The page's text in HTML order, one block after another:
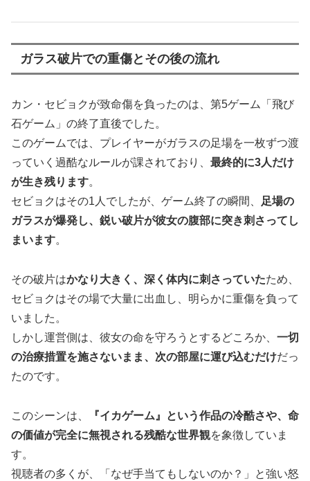
ガラス破片での重傷とその後の流れ
カン・セビョクが致命傷を負ったのは、第5ゲーム「飛び
石ゲーム」の終了直後でした。
このゲームでは、プレイヤーがガラスの足場を一枚ずつ渡
っていく過酷なルールが課されており、 最終的に3人だけ
が生き残ります。
セビョクはその1人でしたが、ゲーム終了の瞬間、 足場の
ガラスが爆発し、鋭い破片が彼女の腹部に突き刺さってし
まいます。
その破片はかなり大きく、深く体内に刺さっていたため、
セビョクはその場で大量に出血し、明らかに重傷を負って
いました。
しかし運営側は、彼女の命を守ろうとするどころか、 一切
の治療措置を施さないまま、次の部屋に運び込むだけだっ
たのです。
このシーンは、
『イカゲーム』という作品の冷酷さや、命
の価値が完全に無視される残酷な世界観を象徴していま
す。
視聴者の多くが、「なぜ手当てもしないのか？」と強い怒